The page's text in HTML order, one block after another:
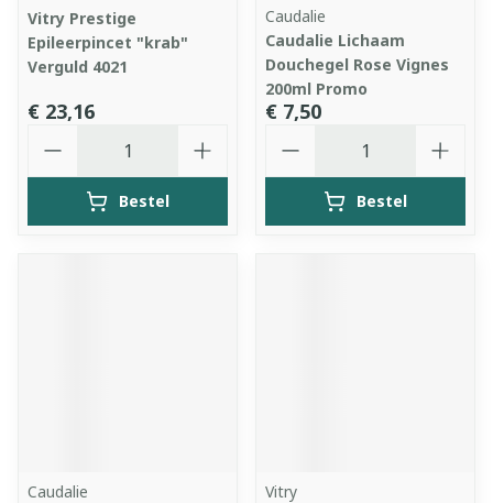
Vitry Prestige
Epileerpincet "krab"
Verguld 4021
€ 23,16
Bestel
Caudalie
Caudalie Lichaam
Douchegel Rose Vignes
200ml Promo
€ 7,50
Bestel
Caudalie
Vitry